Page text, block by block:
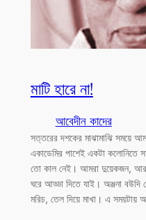
মাটি হারে না!
আবেদীন কাদের
সত্তরের দশকের মাঝামাঝি সময়ে
একাডেমির পাশেই একটা কলোনিতে
তো কাল নেই। আমরা দুয়েকজন,
ঘরে আড্ডা দিতে যাই। অঞ্জনা বউদি
মরিচ, তেল দিয়ে মাখা। এ সময়টায়